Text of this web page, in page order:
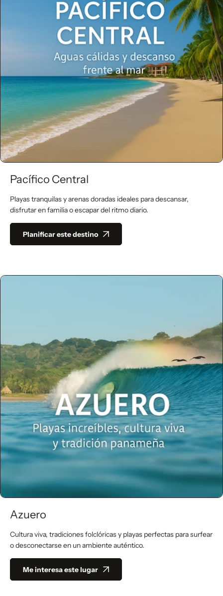
Pacífico Central
Playas tranquilas y arenas doradas ideales para descansar,
disfrutar en familia o escapar del ritmo diario.
Planificar este destino
Azuero
Cultura viva, tradiciones folclóricas y playas perfectas para surfear
o desconectarse en un ambiente auténtico.
Me interesa este lugar